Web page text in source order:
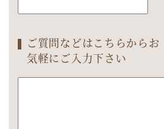
ご質問などはこちらからお
気軽にご入力下さい